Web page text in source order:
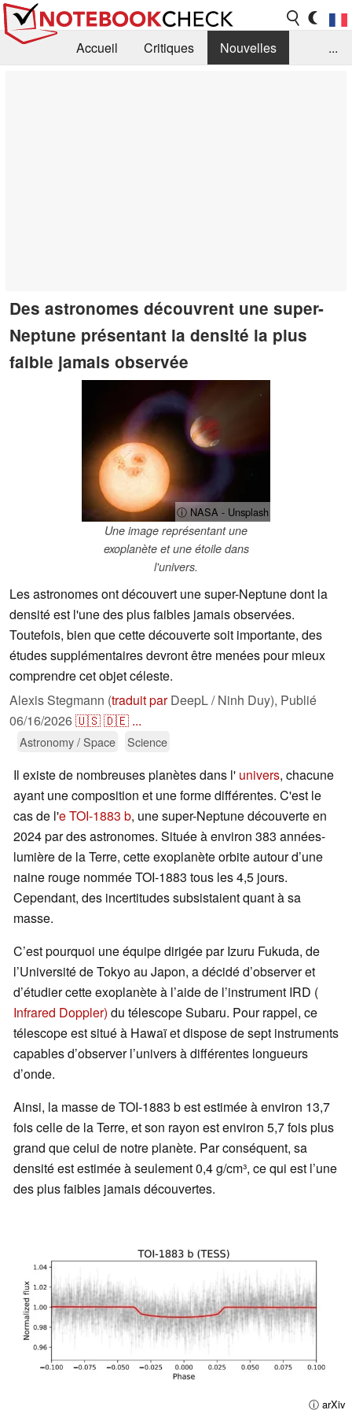
Accueil Critiques
Nouvelles
...
Des astronomes découvrent une super-
Neptune présentant la densité la plus
faible jamais observée
ⓘ NASA - Unsplash
Une image représentant une
exoplanète et une étoile dans
l'univers.
Les astronomes ont découvert une super-Neptune dont la
densité est l'une des plus faibles jamais observées.
Toutefois, bien que cette découverte soit importante, des
études supplémentaires devront être menées pour mieux
comprendre cet objet céleste.
Alexis Stegmann (traduit parDeepL / Ninh Duy), Publié
06/16/2026🇺🇸🇩🇪 ...
Astronomy / Space Science
Il existe de nombreuses planètes dans l' univers, chacune
ayant une composition et une forme différentes. C'est le
cas de l'e TOI-1883 b, une super-Neptune découverte en
2024 par des astronomes. Située à environ 383 années-
lumière de la Terre, cette exoplanète orbite autour d’une
naine rouge nommée TOI-1883 tous les 4,5 jours.
Cependant, des incertitudes subsistaient quant à sa
masse.
C’est pourquoi une équipe dirigée par Izuru Fukuda, de
l’Université de Tokyo au Japon, a décidé d’observer et
d’étudier cette exoplanète à l’aide de l’instrument IRD (
Infrared Doppler) du télescope Subaru. Pour rappel, ce
télescope est situé à Hawaï et dispose de sept instruments
capables d’observer l’univers à différentes longueurs
d’onde.
Ainsi, la masse de TOI-1883 b est estimée à environ 13,7
fois celle de la Terre, et son rayon est environ 5,7 fois plus
grand que celui de notre planète. Par conséquent, sa
densité est estimée à seulement 0,4 g/cm³, ce qui est l’une
des plus faibles jamais découvertes.
ⓘ arXiv